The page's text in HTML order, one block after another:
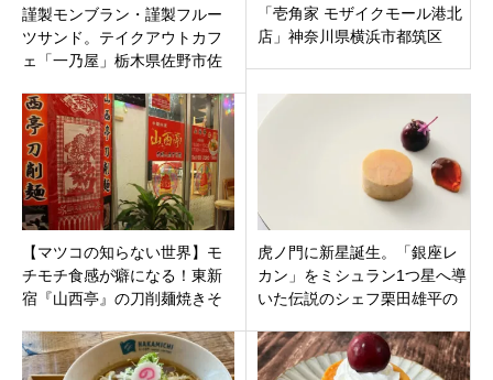
謹製モンブラン・謹製フルー
ツサンド。テイクアウトカフ
ェ「一乃屋」栃木県佐野市佐
「壱角家 モザイクモール港北
店」神奈川県横浜市都筑区
【マツコの知らない世界】モ
チモチ食感が癖になる！東新
宿『山西亭』の刀削麺焼きそ
きそばの世界！
虎ノ門に新星誕生。「銀座レ
カン」をミシュラン1つ星へ導
いた伝説のシェフ栗田雄平の
ン』オープン